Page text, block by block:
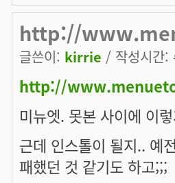
http://
글쓴이: kirrie / 작성시간
http://
미뉴엣. 못본 사이에 이
근데 인스톨이 될지.. 예
패했던 것 같기도 하고;;;